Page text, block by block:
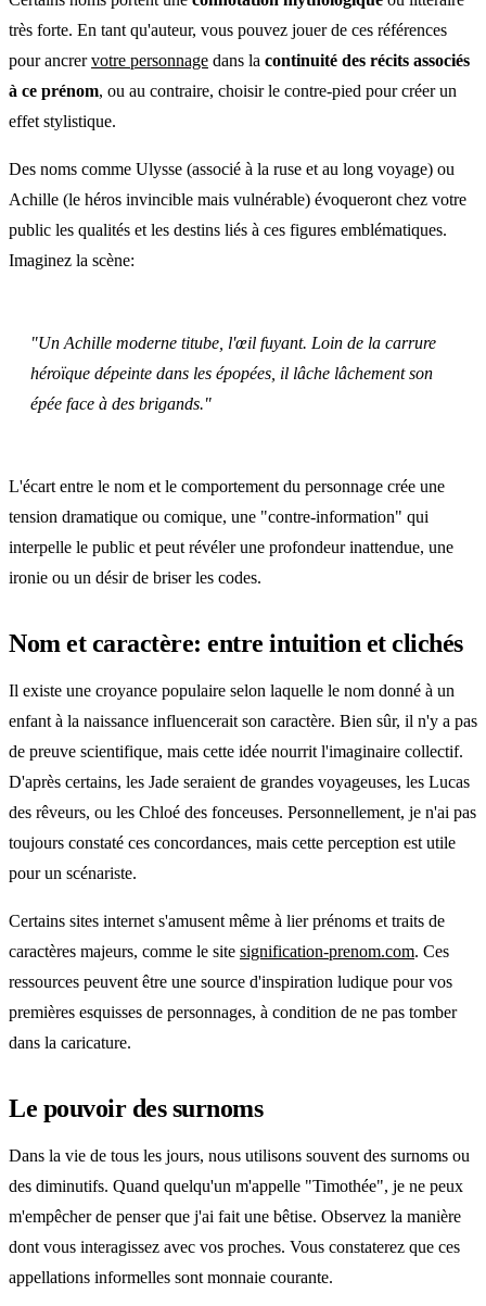
très forte. En tant qu'auteur, vous pouvez jouer de ces références
pour ancrervotre personnage dans la continuité des récits associés
à ce prénom, ou au contraire, choisir le contre-pied pour créer un
effet stylistique.
Des noms comme Ulysse (associé à la ruse et au long voyage) ou
Achille (le héros invincible mais vulnérable) évoqueront chez votre
public les qualités et les destins liés à ces figures emblématiques.
Imaginez la scène:
"Un Achille moderne titube, l'œil fuyant. Loin de la carrure
héroïque dépeinte dans les épopées, il lâche lâchement son
épée face à des brigands."
L'écart entre le nom et le comportement du personnage crée une
tension dramatique ou comique, une "contre-information" qui
interpelle le public et peut révéler une profondeur inattendue, une
ironie ou un désir de briser les codes.
Nom et caractère: entre intuition et clichés
Il existe une croyance populaire selon laquelle le nom donné à un
enfant à la naissance influencerait son caractère. Bien sûr, il n'y a pas
de preuve scientifique, mais cette idée nourrit l'imaginaire collectif.
D'après certains, les Jade seraient de grandes voyageuses, les Lucas
des rêveurs, ou les Chloé des fonceuses. Personnellement, je n'ai pas
toujours constaté ces concordances, mais cette perception est utile
pour un scénariste.
Certains sites internet s'amusent même à lier prénoms et traits de
caractères majeurs, comme le site signification-prenom.com. Ces
ressources peuvent être une source d'inspiration ludique pour vos
premières esquisses de personnages, à condition de ne pas tomber
dans la caricature.
Le pouvoir des surnoms
Dans la vie de tous les jours, nous utilisons souvent des surnoms ou
des diminutifs. Quand quelqu'un m'appelle "Timothée", je ne peux
m'empêcher de penser que j'ai fait une bêtise. Observez la manière
dont vous interagissez avec vos proches. Vous constaterez que ces
appellations informelles sont monnaie courante.